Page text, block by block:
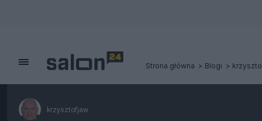
Strona główna Blogi
krzysztofjaw